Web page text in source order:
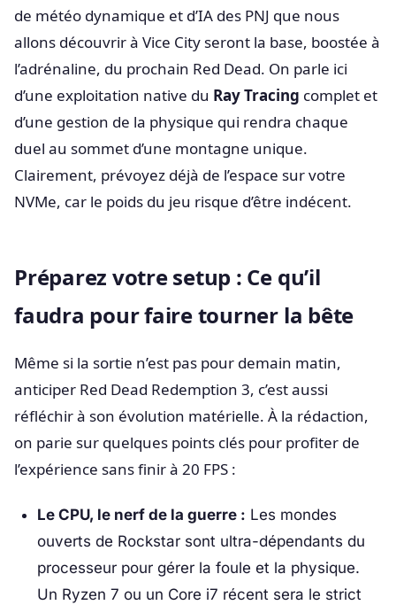
de météo dynamique et d’IA des PNJ que nous
allons découvrir à Vice City seront la base, boostée à
l’adrénaline, du prochain Red Dead. On parle ici
d’une exploitation native du Ray Tracing complet et
d’une gestion de la physique qui rendra chaque
duel au sommet d’une montagne unique.
Clairement, prévoyez déjà de l’espace sur votre
NVMe, car le poids du jeu risque d’être indécent.
Préparez votre setup : Ce qu’il
faudra pour faire tourner la bête
Même si la sortie n’est pas pour demain matin,
anticiper Red Dead Redemption 3, c’est aussi
réfléchir à son évolution matérielle. À la rédaction,
on parie sur quelques points clés pour profiter de
l’expérience sans finir à 20 FPS :
Le CPU, le nerf de la guerre : Les mondes
ouverts de Rockstar sont ultra-dépendants du
processeur pour gérer la foule et la physique.
Un Ryzen 7 ou un Core i7 récent sera le strict